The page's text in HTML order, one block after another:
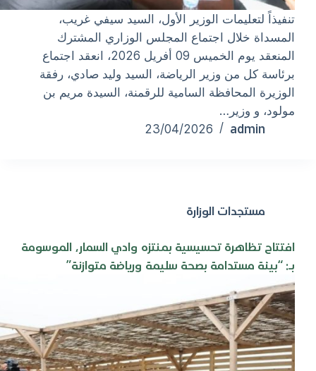
تنفيذاً لتعليمات الوزير الأول، السيد سيفي غريب،
المسداة خلال اجتماع المجلس الوزاري المشترك
المنعقد يوم الخميس 09 أفريل 2026، انعقد اجتماع
برئاسة كل من وزير الرياضة، السيد وليد صادي، رفقة
الوزيرة المحافظة السامية للرقمنة، السيدة مريم بن
مولود، و وزير…
admin
23/04/2026
مستجدات الوزارة
افتتاح تظاهرة تحسيسية بمنتزه وادي السمار، الموسومة
بـ: “بيئة مستدامة بصحة سليمة ورياضة متوازنة”